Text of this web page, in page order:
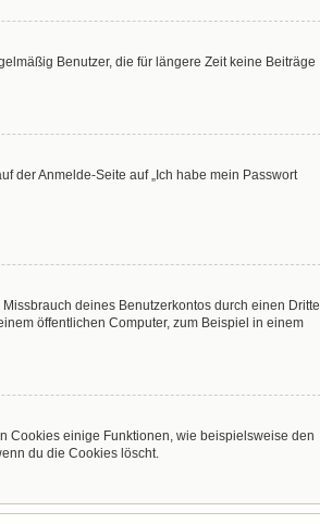
Benutzer, die für längere Zeit keine Beiträge
der Anmelde-Seite auf „Ich habe mein Passwort
deines Benutzerkontos durch einen
öffentlichen Computer, zum Beispiel in einem
Cookies einige Funktionen, wie beispielsweise den
du die Cookies löscht.